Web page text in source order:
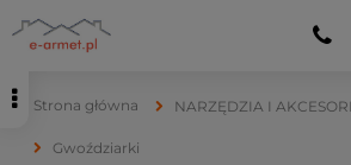
Strona główna NARZĘDZIA I
Gwoździarki